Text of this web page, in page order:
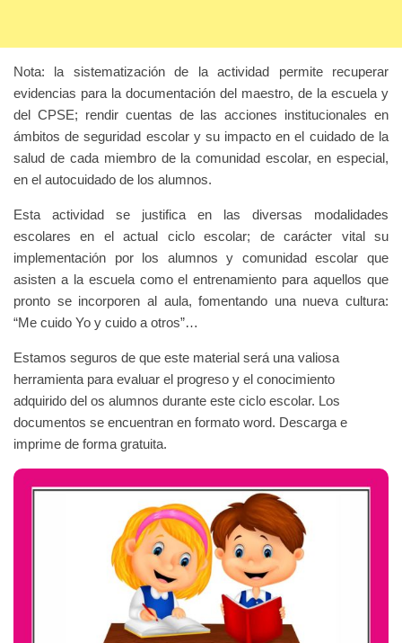
Nota: la sistematización de la actividad permite recuperar
evidencias para la documentación del maestro, de la escuela y
del CPSE; rendir cuentas de las acciones institucionales en
ámbitos de seguridad escolar y su impacto en el cuidado de la
salud de cada miembro de la comunidad escolar, en especial,
en el autocuidado de los alumnos.
Esta actividad se justifica en las diversas modalidades
escolares en el actual ciclo escolar; de carácter vital su
implementación por los alumnos y comunidad escolar que
asisten a la escuela como el entrenamiento para aquellos que
pronto se incorporen al aula, fomentando una nueva cultura:
“Me cuido Yo y cuido a otros”…
Estamos seguros de que este material será una valiosa
herramienta para evaluar el progreso y el conocimiento
adquirido del os alumnos durante este ciclo escolar. Los
documentos se encuentran en formato word. Descarga e
imprime de forma gratuita.